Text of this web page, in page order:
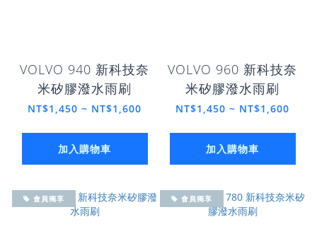
VOLVO 940 新科技奈
米矽膠潑水雨刷
NT$1,450 ~ NT$1,600
加入購物車
VOLVO 960 新科技奈
米矽膠潑水雨刷
NT$1,450 ~ NT$1,600
加入購物車
會員獨享 會員獨享